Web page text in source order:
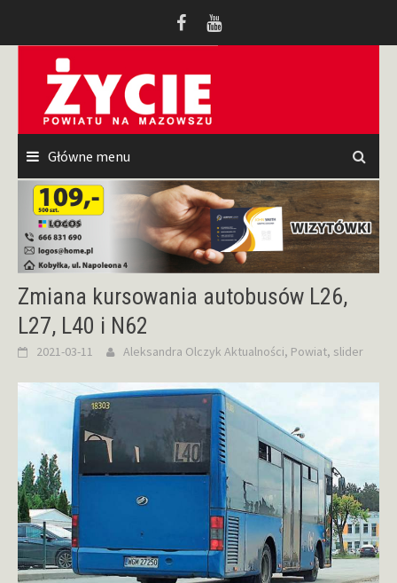
Główne menu
Zmiana kursowania autobusów L26,
L27, L40 i N62
2021-03-11 Aleksandra Olczyk Aktualności, Powiat, slider